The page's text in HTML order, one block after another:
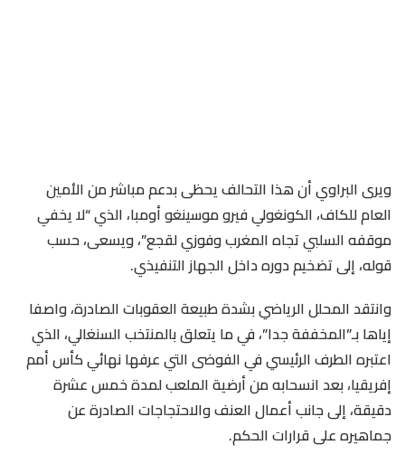
ويرى البراوي أن هذا التحالف يحظى بدعم مباشر من الأمين
العام للكاف، الكونغولي فيرو موسينغو أومبا، الذي “لا يخفي
موقفه السلبي تجاه المغرب وفوزي لقجع”، ويسعى، حسب
قوله، إلى تضخيم دوره داخل الجهاز التنفيذي.
وانتقد المحلل الرياضي بشدة طبيعة العقوبات الصادرة، واصفا
إياها بـ”المخففة جدا”، في ما يتعلق بالمنتخب السنغالي، الذي
اعتبره الطرف الرئيسي في الفوضى التي عرفها نهائي كأس أمم
إفريقيا، بعد انسحابه من أرضية الملعب لمدة خمس عشرة
دقيقة، إلى جانب أعمال العنف والاحتجاجات الصادرة عن
جماهيره على قرارات الحكم.